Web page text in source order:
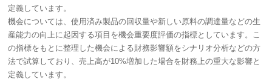
定義しています。
機会については、使用済み製品の回収量や新しい原料の調達量などの生
産能力の向上に起因する項目を機会重要度評価の指標としています。こ
の指標をもとに整理した機会による財務影響額をシナリオ分析などの方
法で試算しており、売上高が10%増加した場合を財務上の重大な影響と
定義しています。